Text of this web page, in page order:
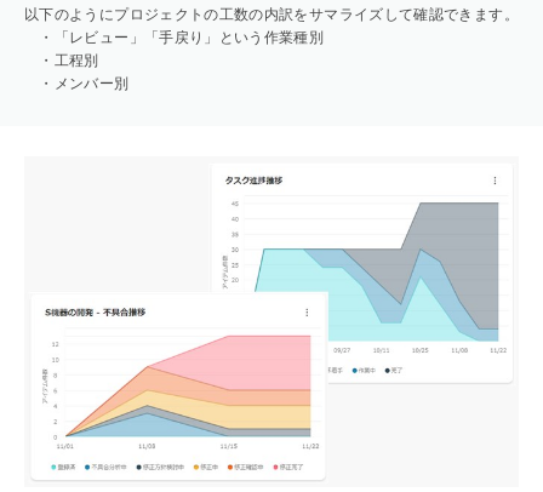
以下のようにプロジェクトの工数の内訳をサマライズして確認できます。
・「レビュー」「手戻り」という作業種別
・工程別
・メンバー別